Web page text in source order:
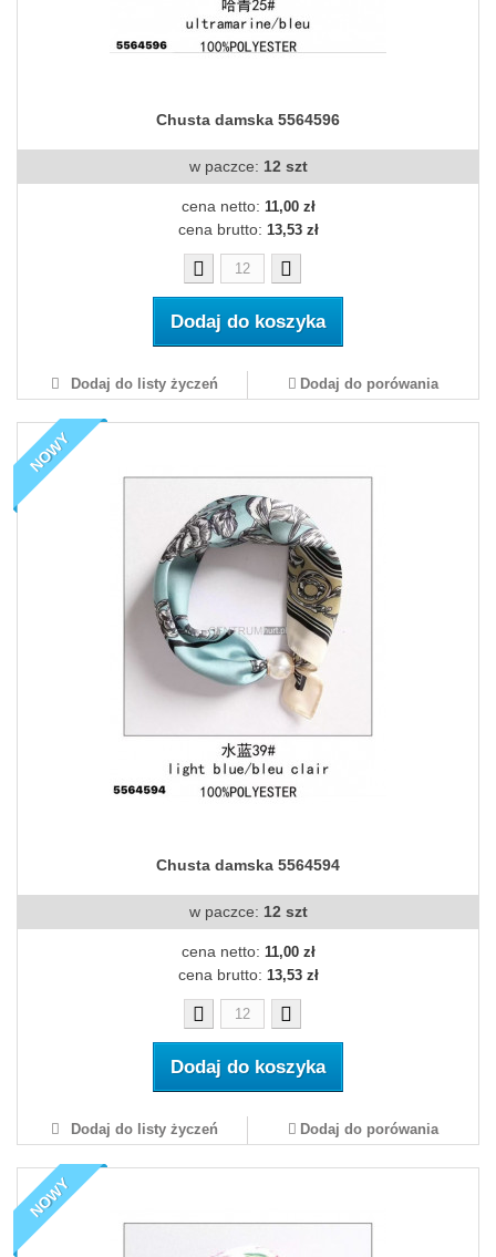
Chusta damska 5564596
w paczce: 12 szt
cena netto: 11,00 zł
cena brutto: 13,53 zł
Dodaj do koszyka
Dodaj do listy życzeń Dodaj do porówania
NOWY
Chusta damska 5564594
w paczce: 12 szt
cena netto: 11,00 zł
cena brutto: 13,53 zł
Dodaj do koszyka
Dodaj do listy życzeń Dodaj do porówania
NOWY